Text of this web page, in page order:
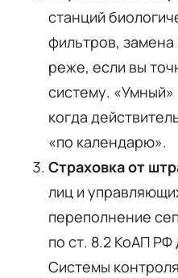
станций
фильтров,
реже, если вы
систему.
когда
«по календарю».
Страховка от
лиц и
переполнение
по ст. 8.2 КоАП
Системы